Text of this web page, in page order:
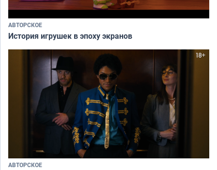
АВТОРСКОЕ
История игрушек в эпоху экранов
АВТОРСКОЕ